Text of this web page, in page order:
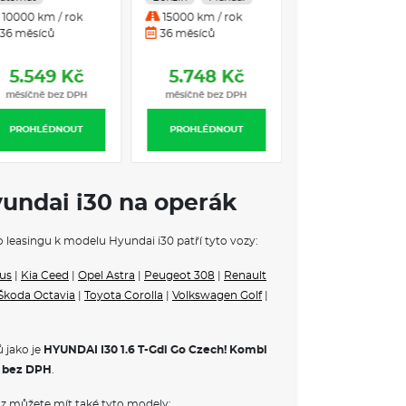
Abyss Black
svažující se silueta a expresivní
10000 km / rok
36 měsíců
PROHLÉDNOUT
5.549 Kč
měsíčně bez DPH
15000 km / rok
36 měsíců
PROHLÉDNOUT
5.748 Kč
měsíčně bez DPH
i30 na operák
leasingu k modelu Hyundai i30 patří tyto vozy:
Kia Ceed Opel Astra Peugeot 308
Renault
Octavia Toyota Corolla Volkswagen Golf|
jako je HYUNDAI I30 1.6 T-Gdi Go Czech! Kombi
DPH